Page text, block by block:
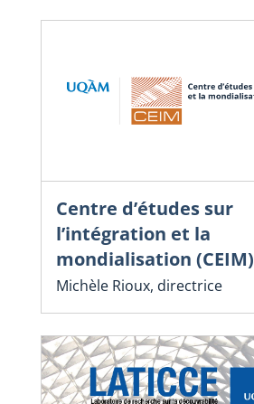
Centre d’études sur
l’intégration et la
mondialisation (CEIM)
Michèle Rioux, directrice